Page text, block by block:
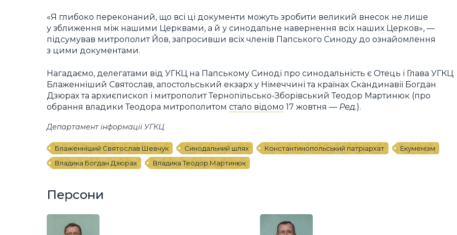
«Я глибоко переконаний, що всі ці документи можуть зробити великий внесок не лише
у зближення між нашими Церквами, а й у синодальне навернення всіх наших Церков», —
підсумував митрополит Йов, запросивши всіх членів Папського Синоду до ознайомлення
з цими документами.
Нагадаємо, делегатами від УГКЦ на Папському Синоді про синодальність є Отець і Глава УГКЦ
Блаженніший Святослав, апостольський екзарх у Німеччині та країнах Скандинавії Богдан
Дзюрах та архиєпископ і митрополит Тернопільсько-Зборівський Теодор Мартинюк (про
обрання владики Теодора митрополитом стало відомо 17 жовтня — Ред.).
Департамент інформації УГКЦ
Блаженніший Святослав Шевчук Синодальний шлях Константинопольський патріархат
Екуменізм
Владика Богдан Дзюрах
Владика Теодор Мартинюк
Персони